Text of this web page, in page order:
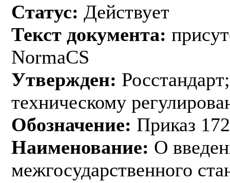
Статус: Действует
Текст документа:
NormaCS
Утвержден:
техническому
Обозначение: Приказ
Наименование: О
межгосударственного